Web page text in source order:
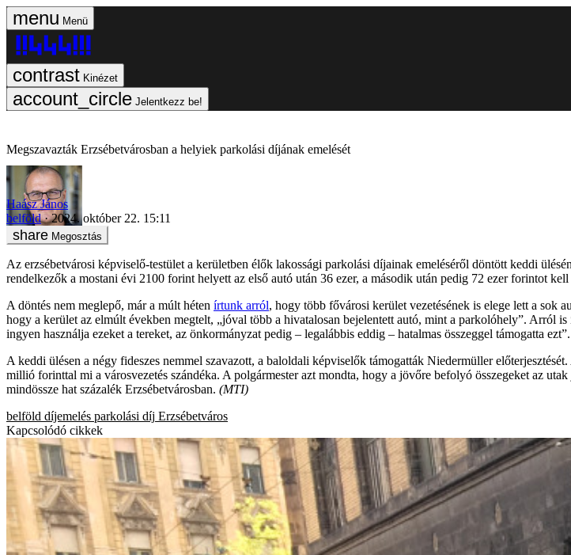
Menü
Kinézet
Jelentkezz be!
Megszavazták Erzsébetvárosban a helyiek parkolási díjának emelését
Haász János
belföld
2024. október 22. 15:11
Megosztás
Az erzsébetvárosi képviselő-testület a kerületben élők lakossági parkolási díjainak emeléséről döntött keddi
rendelkezők a mostani évi 2100 forint helyett az első autó után 36 ezer, a második után pedig 72 ezer forintot
A döntés nem meglepő, már a múlt héten írtunk arról, hogy több fővárosi kerület vezetésének is elege lett a sok
hogy a kerület az elmúlt években megtelt, „jóval több a hivatalosan bejelentett autó, mint a parkolóhely”. Arról
ingyen használja ezeket a tereket, az önkormányzat pedig – legalábbis eddig – hatalmas összeggel támogatta ezt”.
A keddi ülésen a négy fideszes nemmel szavazott, a baloldali képviselők támogatták Niedermüller
millió forinttal mi a városvezetés szándéka. A polgármester azt mondta, hogy a jövőre befolyó összegeket az
mindössze hat százalék Erzsébetvárosban. (MTI)
belföld díjemelés parkolási díj Erzsébetváros
Kapcsolódó cikkek